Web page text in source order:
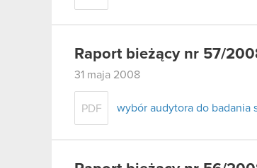
Raport bieżący nr 57/
31 maja 2008
PDF wybór audytora do badania